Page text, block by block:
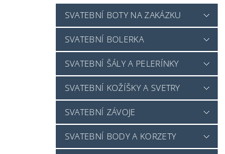
SVATEBNÍ BOTY NA ZAKÁZKU
SVATEBNÍ BOLERKA
SVATEBNÍ ŠÁLY A PELERÍNKY
SVATEBNÍ KOŽÍŠKY A SVETRY
SVATEBNÍ ZÁVOJE
SVATEBNÍ BODY A KORZETY